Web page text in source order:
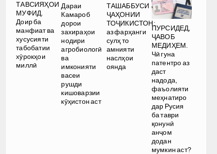
ТАВСИЯҲОИ
МУФИД.
Доир ба
манфиат ва
хусусияти
табобатии
хӯрокҳои
миллӣ
Дараи
Камароб
дорои
захираҳои
нодири
агробиологӣ
ва
имконияти
васеи
рушди
кишоварзии
кӯҳистон аст
ТАШАББУСИ
ҶАҲОНИИ
ТОҶИКИСТОН:
аз фарҳанги
сулҳ то
амнияти
наслҳои
оянда
ПУРСИДЕД,
ҶАВОБ
МЕДИҲЕМ.
Чӣ гуна
патентро аз
даст
надода,
фаъолияти
меҳнатиро
дар Русия
ба таври
қонунӣ
анҷом
додан
мумкин аст?